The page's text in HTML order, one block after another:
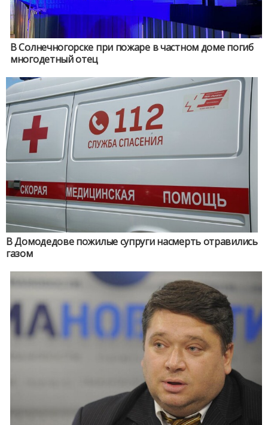
В Солнечногорске при пожаре в частном доме погиб
многодетный отец
В Домодедове пожилые супруги насмерть отравились
газом